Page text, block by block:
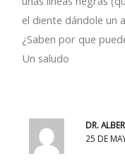
el diente dándole un
¿Saben por que
Un saludo
DR.
25 DE